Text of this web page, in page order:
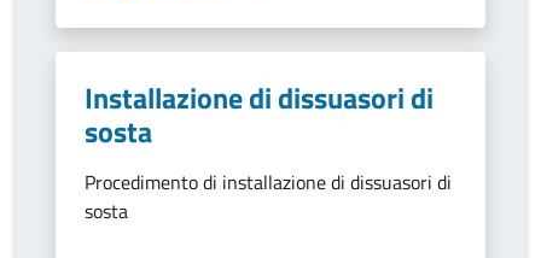
Installazione di dissuasori di
sosta
Procedimento di installazione di dissuasori di
sosta